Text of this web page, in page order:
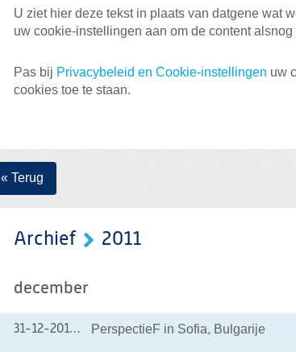
U ziet hier deze tekst in plaats van datgene wat
uw cookie-instellingen aan om de content
Pas bij Privacybeleid en Cookie-instellingen uw
cookies toe te staan.
« Terug
Archief 2011
december
31-12-201131-12-2011 12:54
PerspectieF in Sofia, Bulgarije